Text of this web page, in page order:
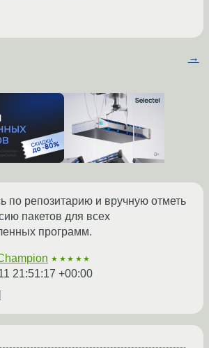
→
по репозитарию и вручную отметь
пакетов для всех
программ.
★★★★★
21:51:17 +00:00